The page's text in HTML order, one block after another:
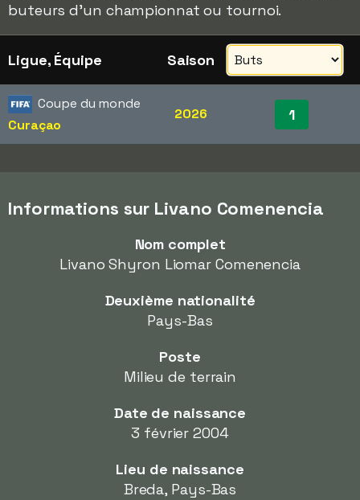
buteurs d'un championnat ou tournoi.
Ligue, Équipe Saison
Coupe du monde
Curaçao
2026 1
Informations sur Livano Comenencia
Nom complet
Livano Shyron Liomar Comenencia
Deuxième nationalité
Pays-Bas
Poste
Milieu de terrain
Date de naissance
3 février 2004
Lieu de naissance
Breda, Pays-Bas